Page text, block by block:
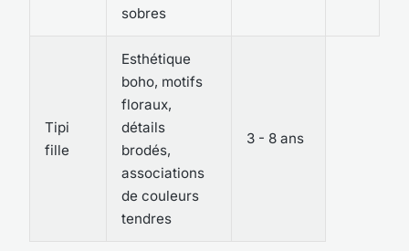
sobres
Tipi
fille
Esthétique
boho, motifs
floraux,
détails
brodés,
associations
de couleurs
tendres
3 - 8 ans